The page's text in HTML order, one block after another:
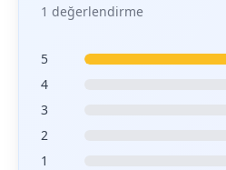
1 değerlendirme
5
4
3
2
1